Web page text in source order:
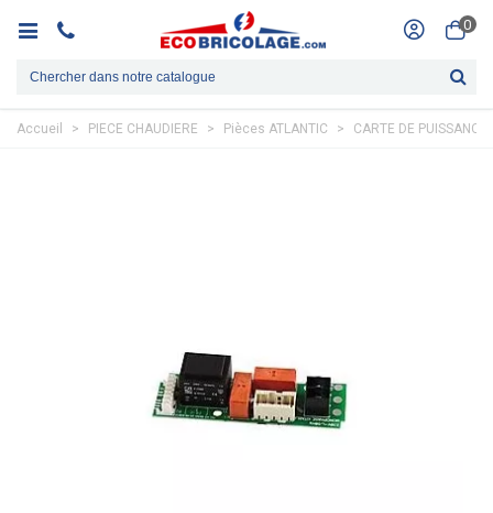
0
Accueil > PIECE CHAUDIERE > Pièces ATLANTIC > CARTE DE